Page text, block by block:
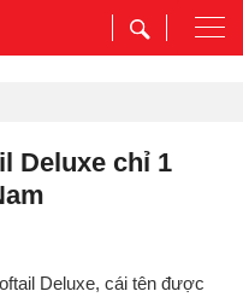
Deluxe chỉ 1
Deluxe, cái tên được